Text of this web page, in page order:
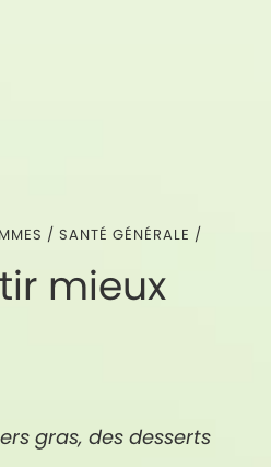
/ SANTÉ GÉNÉRALE /
mieux
gras, des desserts